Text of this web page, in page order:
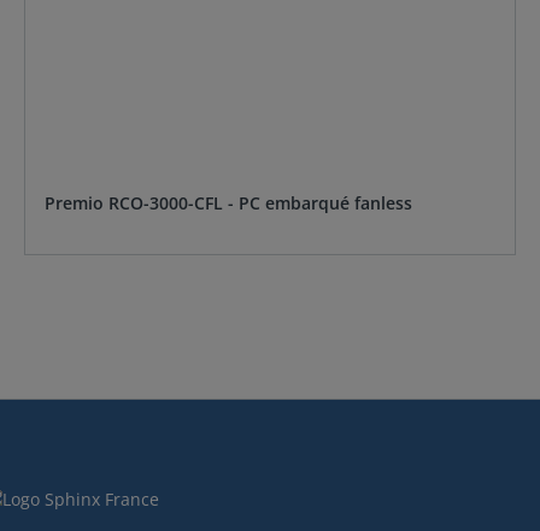
Premio RCO-3000-CFL - PC embarqué fanless